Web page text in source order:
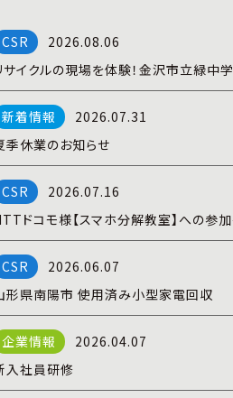
2026.08.06
サイクルの現場を体験！金沢市立緑中
2026.07.31
季休業のお知らせ
2026.07.16
ドコモ様【スマホ分解教室】への参
2026.06.07
形県南陽市 使用済み小型家電回収
2026.04.07
入社員研修